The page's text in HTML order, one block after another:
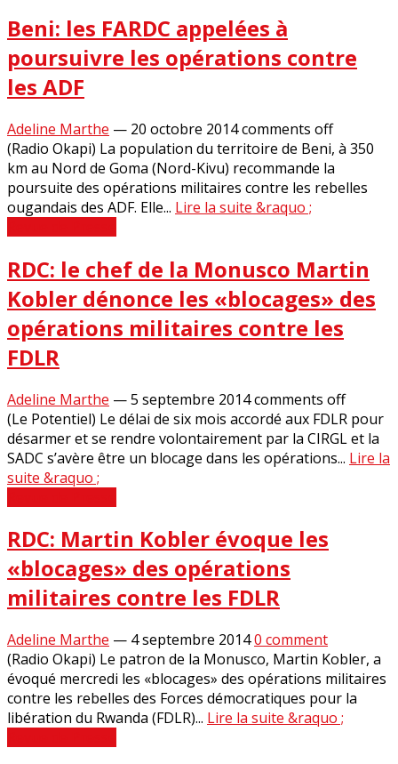
Beni: les FARDC appelées à
poursuivre les opérations contre
les ADF
Adeline Marthe — 20 octobre 2014comments off
(Radio Okapi) La population du territoire de Beni, à 350
km au Nord de Goma (Nord-Kivu) recommande la
poursuite des opérations militaires contre les rebelles
ougandais des ADF. Elle... Lire la suite &raquo ;
RDC: le chef de la Monusco Martin
Kobler dénonce les «blocages» des
opérations militaires contre les
FDLR
Adeline Marthe —5 septembre 2014comments off
(Le Potentiel) Le délai de six mois accordé aux FDLR pour
désarmer et se rendre volontairement par la CIRGL et la
SADC s’avère être un blocage dans les opérations... Lire la
suite &raquo ;
RDC: Martin Kobler évoque les
«blocages» des opérations
militaires contre les FDLR
Adeline Marthe — 4 septembre 20140 comment
(Radio Okapi) Le patron de la Monusco, Martin Kobler, a
évoqué mercredi les «blocages» des opérations militaires
contre les rebelles des Forces démocratiques pour la
libération du Rwanda (FDLR)... Lire la suite &raquo ;